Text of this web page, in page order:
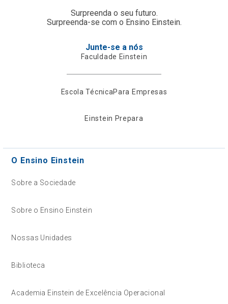
Surpreenda o seu futuro.
Surpreenda-se com o Ensino Einstein.
Junte-se a nós
Faculdade Einstein
Escola TécnicaPara Empresas
Einstein Prepara
O Ensino Einstein
Sobre a Sociedade
Sobre o Ensino Einstein
Nossas Unidades
Biblioteca
Academia Einstein de Excelência Operacional